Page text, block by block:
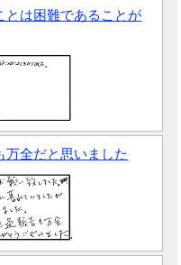
とは困難であることが
万全だと思いました